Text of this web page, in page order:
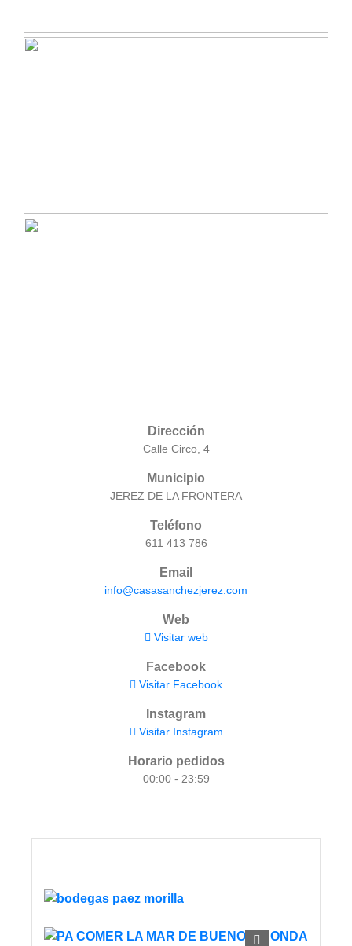
Dirección
Calle Circo, 4
Municipio
JEREZ DE LA FRONTERA
Teléfono
611 413 786
Email
info@casasanchezjerez.com
Web
Visitar web
Facebook
Visitar Facebook
Instagram
Visitar Instagram
Horario pedidos
00:00 - 23:59